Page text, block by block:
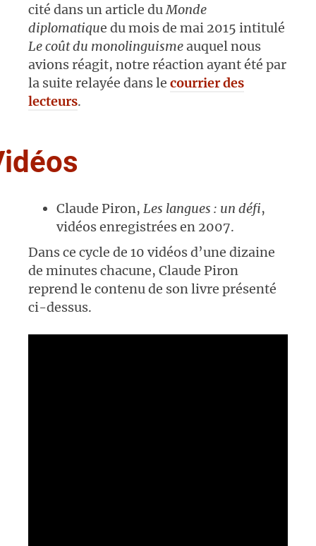
cité dans un article duMonde
diplomatique du mois de mai 2015 intitulé
Le coût du monolinguismeauquel nous
avions réagit, notre réaction ayant été par
la suite relayée dans le courrier des
lecteurs.
Claude Piron, Les langues : un défi,
vidéos enregistrées en 2007.
Dans ce cycle de 10 vidéos d’une dizaine
de minutes chacune, Claude Piron
reprend le contenu de son livre présenté
ci-dessus.